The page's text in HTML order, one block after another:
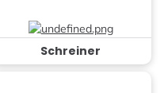
Schreiner